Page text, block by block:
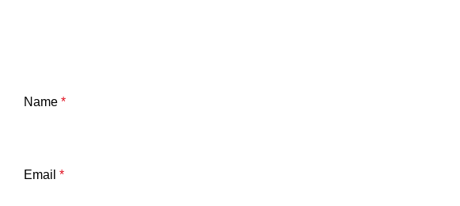
Name *
Email *